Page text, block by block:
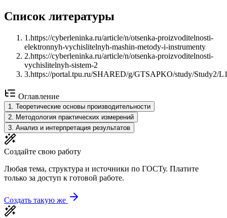
Список литературы
1 .https://cyberleninka.ru/article/n/otsenka-proizvoditelnosti-
elektronnyh-vychislitelnyh-mashin-metody-i-instrumenty
2.https://cyberleninka.ru/article/n/otsenka-proizvoditelnosti-
vychislitelnyh-sistem-2
3.https://portal.tpu.ru/SHARED/g/GTSAPKO/study/Study2/
Оглавление
1. Теоретические основы производительности
2. Методология практических измерений
3. Анализ и интерпретация результатов
Создайте свою работу
Любая тема, структура и источники по ГОСТу. Платите
только за доступ к готовой работе.
Создать такую же